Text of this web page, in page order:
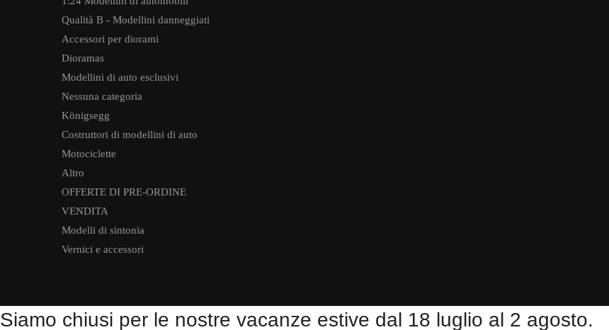
Qualità B - Modellini danneggiati
Accessori per diorami
Dioramas
Modellini di auto esclusivi
Nessuna categoria
Königsegg
Costruttori di modellini di auto
Motociclette
Altro
OFFERTE DI PRE-ORDINE
VENDITA
Modelli di sintonia
Vernici e accessori
Siamo chiusi per le nostre vacanze estive dal 18 luglio al 2 agosto.